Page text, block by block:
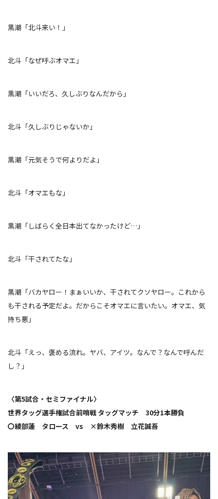
黒潮「北斗来い！」
北斗「なぜ呼ぶオマエ」
黒潮「いいだろ、久しぶりなんだから」
北斗「久しぶりじゃないか」
黒潮「元気そうで何よりだよ」
北斗「オマエもな」
黒潮「しばらく全日本出てなかったけど…」
北斗「干されてたな」
黒潮「バカヤロー！まぁいいか、干されてクソヤロー。これから
も干される予定だよ。だからこそオマエに言いたい。オマエ、気
持ち悪」
北斗「えっ、褒める流れ。ヤバ、アイツ。なんで？なんで呼んだ
し？」
〈第5試合・セミファイナル〉
世界タッグ選手権試合前哨戦 タッグマッチ 30分1本勝負
〇綾部蓮 タロース vs ×鈴木秀樹 立花誠吾